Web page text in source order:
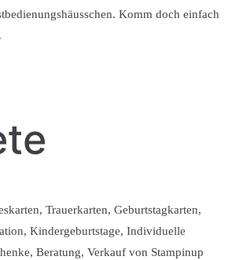
Komm doch einfach
Trauerkarten, Geburtstagkarten,
Kindergeburtstage, Individuelle
Beratung, Verkauf von Stampinup